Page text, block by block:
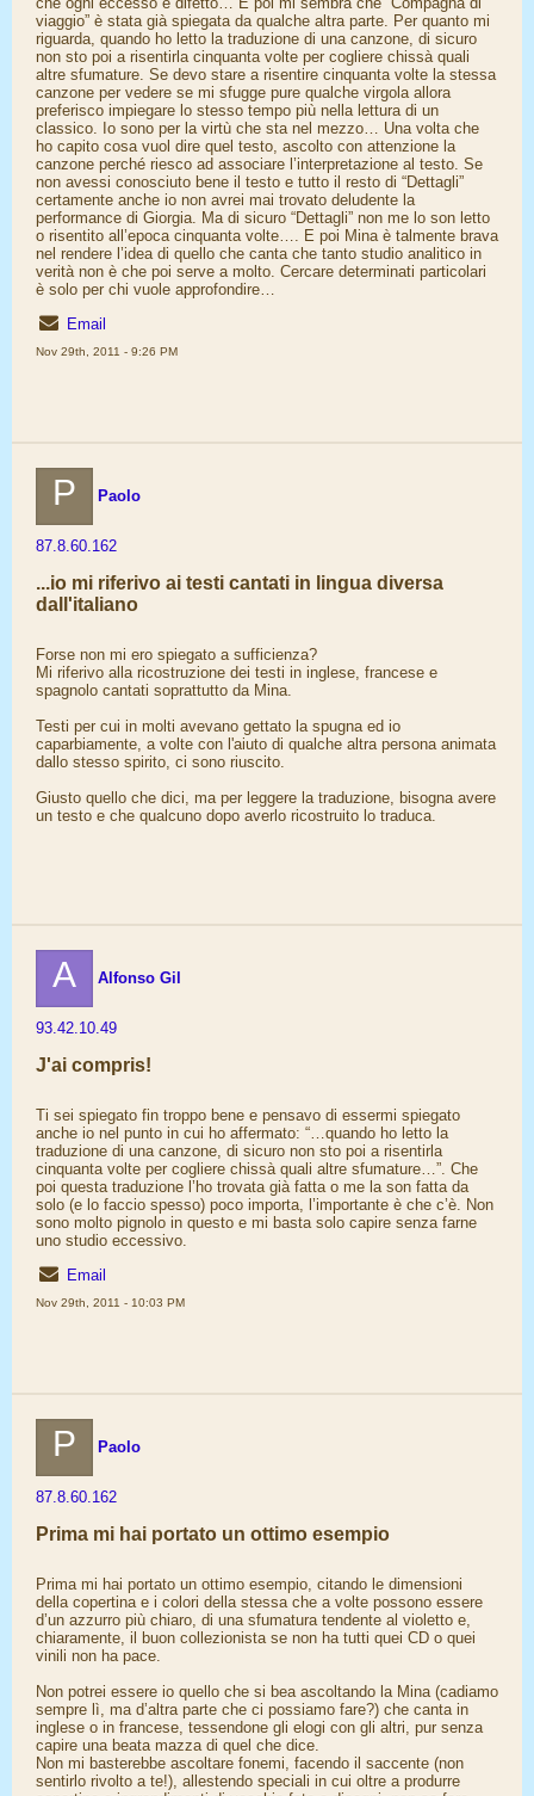
viaggio” è stata già spiegata da qualche altra parte. Per quanto mi
riguarda, quando ho letto la traduzione di una canzone, di sicuro
non sto poi a risentirla cinquanta volte per cogliere chissà quali
altre sfumature. Se devo stare a risentire cinquanta volte la stessa
canzone per vedere se mi sfugge pure qualche virgola allora
preferisco impiegare lo stesso tempo più nella lettura di un
classico. Io sono per la virtù che sta nel mezzo… Una volta che
ho capito cosa vuol dire quel testo, ascolto con attenzione la
canzone perché riesco ad associare l’interpretazione al testo. Se
non avessi conosciuto bene il testo e tutto il resto di “Dettagli”
certamente anche io non avrei mai trovato deludente la
performance di Giorgia. Ma di sicuro “Dettagli” non me lo son letto
o risentito all’epoca cinquanta volte…. E poi Mina è talmente brava
nel rendere l’idea di quello che canta che tanto studio analitico in
verità non è che poi serve a molto. Cercare determinati particolari
è solo per chi vuole approfondire…
Email
Nov 29th, 2011 - 9:26 PM
P Paolo
87.8.60.162
...io mi riferivo ai testi cantati in lingua diversa
dall'italiano
Forse non mi ero spiegato a sufficienza?
Mi riferivo alla ricostruzione dei testi in inglese, francese e
spagnolo cantati soprattutto da Mina.
Testi per cui in molti avevano gettato la spugna ed io
caparbiamente, a volte con l'aiuto di qualche altra persona animata
dallo stesso spirito, ci sono riuscito.
Giusto quello che dici, ma per leggere la traduzione, bisogna avere
un testo e che qualcuno dopo averlo ricostruito lo traduca.
A Alfonso Gil
93.42.10.49
J'ai compris!
Ti sei spiegato fin troppo bene e pensavo di essermi spiegato
anche io nel punto in cui ho affermato: “…quando ho letto la
traduzione di una canzone, di sicuro non sto poi a risentirla
cinquanta volte per cogliere chissà quali altre sfumature…”. Che
poi questa traduzione l’ho trovata già fatta o me la son fatta da
solo (e lo faccio spesso) poco importa, l’importante è che c’è. Non
sono molto pignolo in questo e mi basta solo capire senza farne
uno studio eccessivo.
Email
Nov 29th, 2011 - 10:03 PM
P Paolo
87.8.60.162
Prima mi hai portato un ottimo esempio
Prima mi hai portato un ottimo esempio, citando le dimensioni
della copertina e i colori della stessa che a volte possono essere
d’un azzurro più chiaro, di una sfumatura tendente al violetto e,
chiaramente, il buon collezionista se non ha tutti quei CD o quei
vinili non ha pace.
Non potrei essere io quello che si bea ascoltando la Mina (cadiamo
sempre lì, ma d’altra parte che ci possiamo fare?) che canta in
inglese o in francese, tessendone gli elogi con gli altri, pur senza
capire una beata mazza di quel che dice.
Non mi basterebbe ascoltare fonemi, facendo il saccente (non
sentirlo rivolto a te!), allestendo speciali in cui oltre a produrre